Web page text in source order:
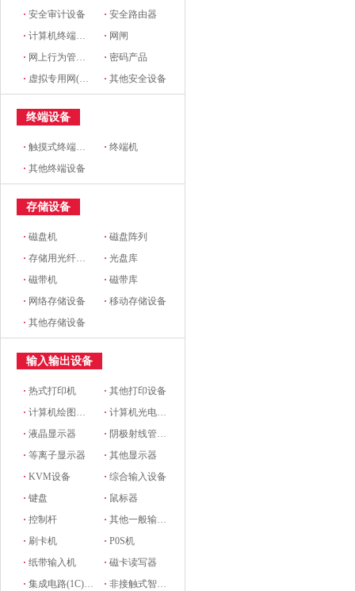
·安全审计设备 ·安全路由器
·计算机终端安全设备 · 网闸
· 网上行为管理设备 ·密码产品
· 虚拟专用网(VPN)设备 ·其他安全设备
终端设备
·触摸式终端设备 ·终端机
·其他终端设备
存储设备
·磁盘机 ·磁盘阵列
·存储用光纤交换机 ·光盘库
·磁带机 ·磁带库
· 网络存储设备 ·移动存储设备
·其他存储设备
输入输出设备
·热式打印机 ·其他打印设备
·计算机绘图设备 ·计算机光电设备
·液晶显示器 · 阴极射线管显示器
·等离子显示器 ·其他显示器
·KVM设备 ·综合输入设备
·键盘 · 鼠标器
·控制杆 ·其他一般输入设备
· 刷卡机 ·P0S机
·纸带输入机 ·磁卡读写器
·集成电路(1C)卡读写器 ·非接触式智能卡读写机